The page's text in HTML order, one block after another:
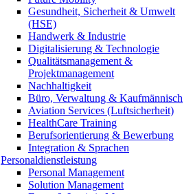
Gesundheit, Sicherheit & Umwelt
(HSE)
Handwerk & Industrie
Digitalisierung & Technologie
Qualitätsmanagement &
Projektmanagement
Nachhaltigkeit
Büro, Verwaltung & Kaufmännisch
Aviation Services (Luftsicherheit)
HealthCare Training
Berufsorientierung & Bewerbung
Integration & Sprachen
Personaldienstleistung
Personal Management
Solution Management